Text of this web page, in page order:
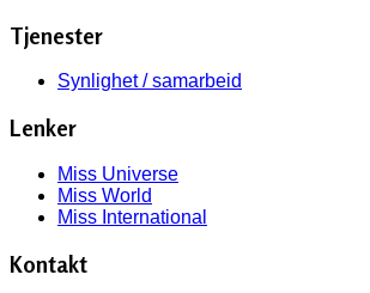
Tjenester
Synlighet / samarbeid
Lenker
Miss Universe
Miss World
Miss International
Kontakt